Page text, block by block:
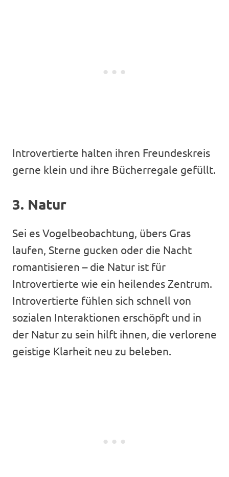
Introvertierte halten ihren Freundeskreis
gerne klein und ihre Bücherregale gefüllt.
3. Natur
Sei es Vogelbeobachtung, übers Gras
laufen, Sterne gucken oder die Nacht
romantisieren – die Natur ist für
Introvertierte wie ein heilendes Zentrum.
Introvertierte fühlen sich schnell von
sozialen Interaktionen erschöpft und in
der Natur zu sein hilft ihnen, die verlorene
geistige Klarheit neu zu beleben.